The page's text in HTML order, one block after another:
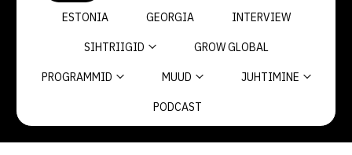
ESTONIA GEORGIA INTERVIEW
SIHTRIIGID GROW GLOBAL
PROGRAMMID MUUD JUHTIMINE
PODCAST